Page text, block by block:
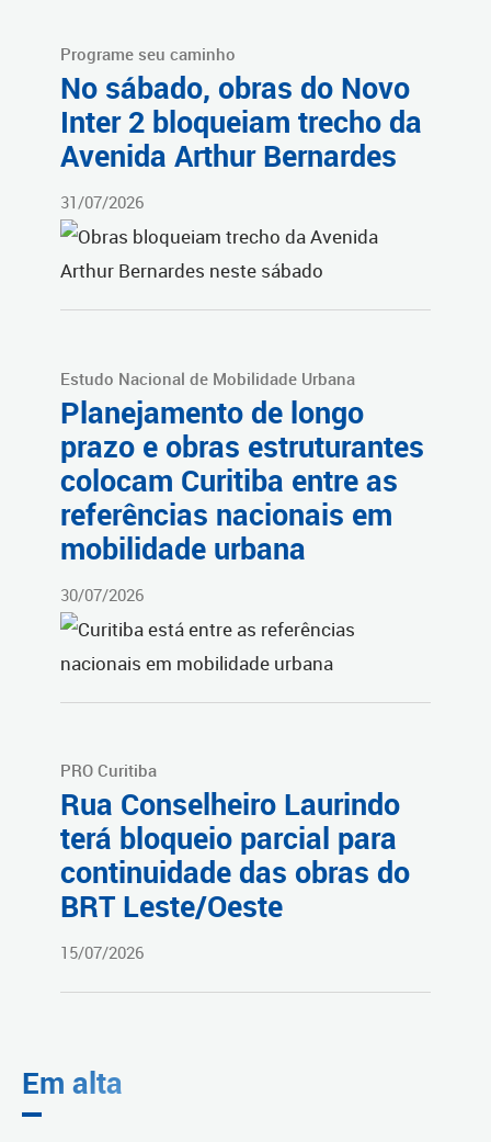
Programe seu caminho
No sábado, obras do Novo
Inter 2 bloqueiam trecho da
Avenida Arthur Bernardes
31/07/2026
Estudo Nacional de Mobilidade Urbana
Planejamento de longo
prazo e obras estruturantes
colocam Curitiba entre as
referências nacionais em
mobilidade urbana
30/07/2026
PRO Curitiba
Rua Conselheiro Laurindo
terá bloqueio parcial para
continuidade das obras do
BRT Leste/Oeste
15/07/2026
Em alta